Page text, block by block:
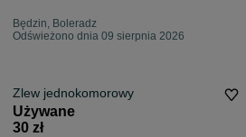
Będzin, Boleradz
Odświeżono dnia 09 sierpnia 2026
Zlew jednokomorowy
Używane
30 zł